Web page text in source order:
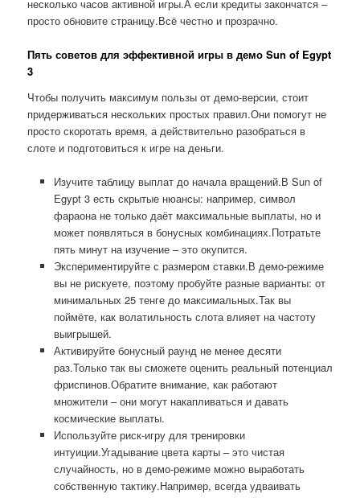
несколько часов активной игры.А если кредиты закончатся –
просто обновите страницу.Всё честно и прозрачно.
Пять советов для эффективной игры в демо Sun of Egypt
3
Чтобы получить максимум пользы от демо-версии, стоит
придерживаться нескольких простых правил.Они помогут не
просто скоротать время, а действительно разобраться в
слоте и подготовиться к игре на деньги.
Изучите таблицу выплат до начала вращений.В Sun of
Egypt 3 есть скрытые нюансы: например, символ
фараона не только даёт максимальные выплаты, но и
может появляться в бонусных комбинациях.Потратьте
пять минут на изучение – это окупится.
Экспериментируйте с размером ставки.В демо-режиме
вы не рискуете, поэтому пробуйте разные варианты: от
минимальных 25 тенге до максимальных.Так вы
поймёте, как волатильность слота влияет на частоту
выигрышей.
Активируйте бонусный раунд не менее десяти
раз.Только так вы сможете оценить реальный потенциал
фриспинов.Обратите внимание, как работают
множители – они могут накапливаться и давать
космические выплаты.
Используйте риск-игру для тренировки
интуиции.Угадывание цвета карты – это чистая
случайность, но в демо-режиме можно выработать
собственную тактику.Например, всегда удваивать